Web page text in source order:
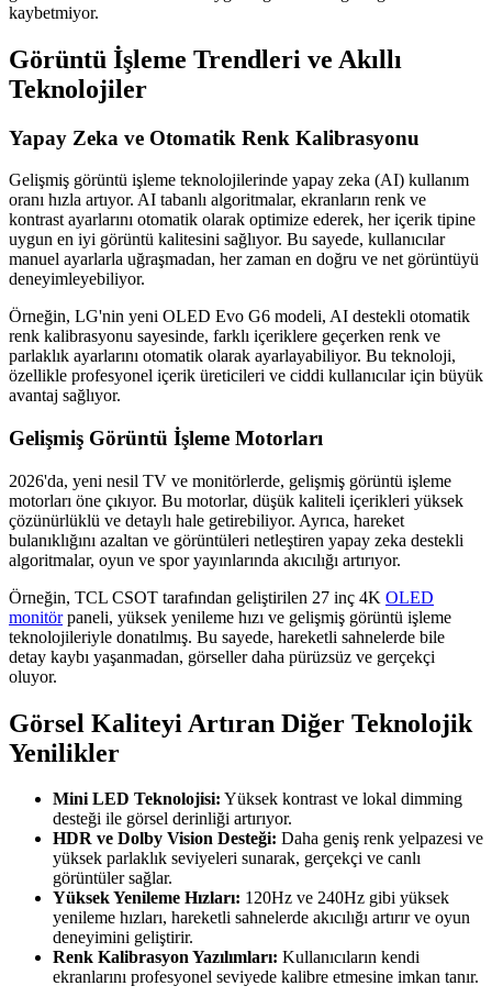
kaybetmiyor.
Görüntü İşleme Trendleri ve Akıllı
Teknolojiler
Yapay Zeka ve Otomatik Renk Kalibrasyonu
Gelişmiş görüntü işleme teknolojilerinde yapay zeka (AI) kullanım
oranı hızla artıyor. AI tabanlı algoritmalar, ekranların renk ve
kontrast ayarlarını otomatik olarak optimize ederek, her içerik tipine
uygun en iyi görüntü kalitesini sağlıyor. Bu sayede, kullanıcılar
manuel ayarlarla uğraşmadan, her zaman en doğru ve net görüntüyü
deneyimleyebiliyor.
Örneğin, LG'nin yeni OLED Evo G6 modeli, AI destekli otomatik
renk kalibrasyonu sayesinde, farklı içeriklere geçerken renk ve
parlaklık ayarlarını otomatik olarak ayarlayabiliyor. Bu teknoloji,
özellikle profesyonel içerik üreticileri ve ciddi kullanıcılar için büyük
avantaj sağlıyor.
Gelişmiş Görüntü İşleme Motorları
2026'da, yeni nesil TV ve monitörlerde, gelişmiş görüntü işleme
motorları öne çıkıyor. Bu motorlar, düşük kaliteli içerikleri yüksek
çözünürlüklü ve detaylı hale getirebiliyor. Ayrıca, hareket
bulanıklığını azaltan ve görüntüleri netleştiren yapay zeka destekli
algoritmalar, oyun ve spor yayınlarında akıcılığı artırıyor.
Örneğin, TCL CSOT tarafından geliştirilen 27 inç 4K OLED
monitörpaneli, yüksek yenileme hızı ve gelişmiş görüntü işleme
teknolojileriyle donatılmış. Bu sayede, hareketli sahnelerde bile
detay kaybı yaşanmadan, görseller daha pürüzsüz ve gerçekçi
oluyor.
Görsel Kaliteyi Artıran Diğer Teknolojik
Yenilikler
Mini LED Teknolojisi: Yüksek kontrast ve lokal dimming
desteği ile görsel derinliği artırıyor.
HDR ve Dolby Vision Desteği: Daha geniş renk yelpazesi ve
yüksek parlaklık seviyeleri sunarak, gerçekçi ve canlı
görüntüler sağlar.
Yüksek Yenileme Hızları: 120Hz ve 240Hz gibi yüksek
yenileme hızları, hareketli sahnelerde akıcılığı artırır ve oyun
deneyimini geliştirir.
Renk Kalibrasyon Yazılımları: Kullanıcıların kendi
ekranlarını profesyonel seviyede kalibre etmesine imkan tanır.